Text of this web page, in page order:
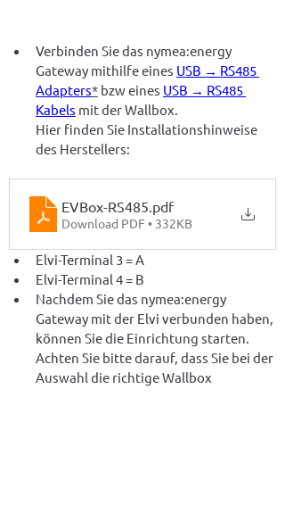
Verbinden Sie das nymea:energy
Gateway mithilfe eines USB → RS485
Adapters* bzw eines USB → RS485
Kabels mit der Wallbox.
Hier finden Sie Installationshinweise
des Herstellers:
EVBox-RS485.pdf
Download PDF • 332KB
Elvi-Terminal 3 = A
Elvi-Terminal 4 = B
Nachdem Sie das nymea:energy
Gateway mit der Elvi verbunden haben,
können Sie die Einrichtung starten.
Achten Sie bitte darauf, dass Sie bei der
Auswahl die richtige Wallbox